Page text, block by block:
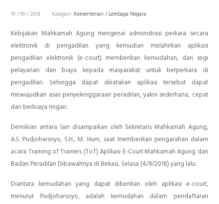
19 / 09 / 2018 Kategori: Kementerian / Lembaga Negara
Kebijakan Mahkamah Agung mengenai administrasi perkara secara
elektronik di pengadilan yang kemudian melahirkan aplikasi
pengadilan elektronik (e-court) memberikan kemudahan, dari segi
pelayanan dan biaya kepada masyarakat untuk berperkara di
pengadilan. Sehingga dapat dikatakan aplikasi tersebut dapat
mewujudkan asas penyelenggaraan peradilan, yakni sederhana, cepat
dan berbiaya ringan.
Demikian antara lain disampaikan oleh Sekretaris Mahkamah Agung,
A.S. Pudjoharsoyo, S.H., M. Hum, saat memberikan pengarahan dalam
acara Training of Trainers (ToT) Aplikasi E-Court Mahkamah Agung dan
Badan Peradilan Dibawahnya di Bekasi, Selasa (4/9/2018) yang lalu.
Diantara kemudahan yang dapat diberikan oleh aplikasi e-court,
menurut Pudjoharsoyo, adalah kemudahan dalam pendaftaran